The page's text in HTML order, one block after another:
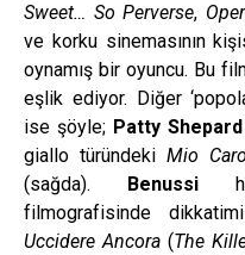
Sweet… So Perverse,
ve korku sinemasının
oynamış bir oyuncu. Bu
eşlik ediyor. Diğer
ise şöyle; Patty Shepard
giallo türündekiMio
(sağda).
Benussi
filmografisinde
Uccidere Ancora(The